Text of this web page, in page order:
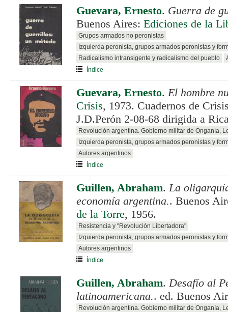
Guevara, Ernesto. Guerra de
Buenos Aires: Ediciones de la
Grupos armados no peronistas
Izquierda peronista, grupos armados peronistas y
Radicalismo intransigente y radicalismo del pueblo
Índice
Guevara, Ernesto. El hombre
Crisis, 1973. Cuadernos de
J.D.Perón 2-08-68 dirigida a
Revolución argentina. Gobierno militar de Onganía,
Izquierda peronista, grupos armados peronistas y
Autores argentinos
Índice
Guillen, Abraham. La
economía argentina.. Buenos
de la Torre, 1956.
Resistencia y "Revolución Libertadora"
Izquierda peronista, grupos armados peronistas y
Autores argentinos
Índice
Guillen, Abraham. Desafío al
latinoamericana.. ed. Buenos
Revolución argentina. Gobierno militar de Onganía,